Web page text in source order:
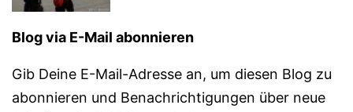
Blog via E-Mail abonnieren
Gib Deine E-Mail-Adresse an, um diesen Blog zu
abonnieren und Benachrichtigungen über neue